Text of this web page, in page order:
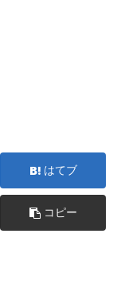
はてブ
コピー